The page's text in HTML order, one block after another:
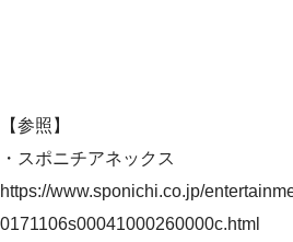
【参照】
・スポニチアネックス
https://www.sponichi.co.jp/
0171106s00041000260000c.html